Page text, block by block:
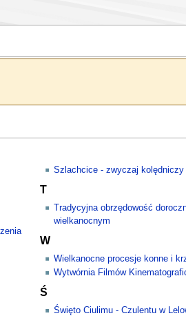
Szlachcice - zwyczaj kolędniczy
T
Tradycyjna obrzędowość
wielkanocnym
W
Wielkanocne procesje konne i
Wytwórnia Filmów
Ś
Święto Ciulimu - Czulentu w